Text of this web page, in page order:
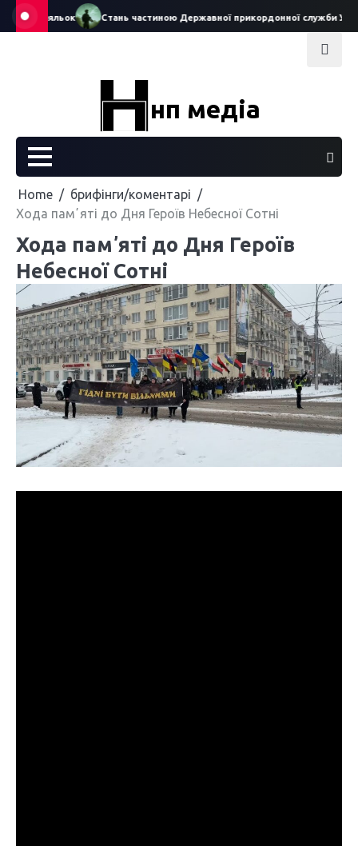
Skip
ляльок Стань частиною Державної прикордонної служби України
нп медіа
Home
брифінги/коментарі
Хода памʼяті до Дня Героїв Небесної Сотні
Хода памʼяті до Дня Героїв
Небесної Сотні